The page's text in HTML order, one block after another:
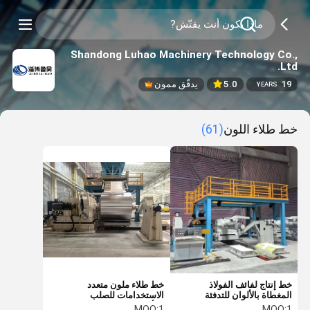
Shandong Luhao Machinery Technology Co.,
Ltd.
19
YEARS
5.0 يدقّق ممون
خط طلاء اللون(61)
خط طلاء ملون متعدد
الاستخدامات للصلب
والألومنيوم بسعة 800-1850
خط إنتاج لفائف الفولاذ
المغطاة بالألوان للتدفئة
الكهربائية للعمق القابل